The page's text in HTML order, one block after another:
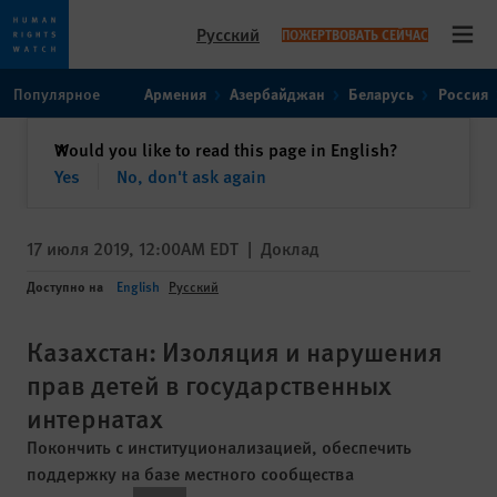
toto
content
Русский ПОЖЕРТВОВАТЬ СЕЙЧАС
Популярное Армения Азербайджан Беларусь Россия
Would you like to read this page in English?
Yes
No, don't ask again
✕закрыть
17 июля 2019, 12:00AM EDT | Доклад
Доступно на English Русский
Казахстан: Изоляция и нарушения
прав детей в государственных
интернатах
Покончить с институционализацией, обеспечить
поддержку на базе местного сообщества